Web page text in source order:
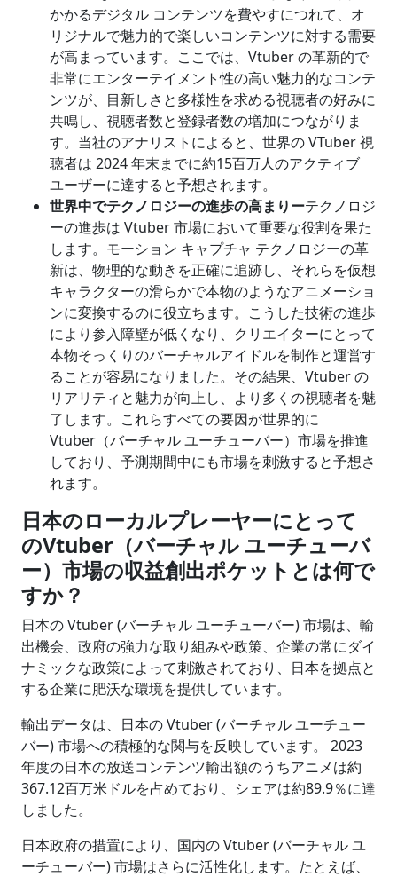
かかるデジタル コンテンツを費やすにつれて、オ
リジナルで魅力的で楽しいコンテンツに対する需要
が高まっています。ここでは、Vtuber の革新的で
非常にエンターテイメント性の高い魅力的なコンテ
ンツが、目新しさと多様性を求める視聴者の好みに
共鳴し、視聴者数と登録者数の増加につながりま
す。当社のアナリストによると、世界の VTuber 視
聴者は 2024 年末までに約15百万人のアクティブ
ユーザーに達すると予想されます。
世界中でテクノロジーの進歩の高まりーテクノロジ
ーの進歩は Vtuber 市場において重要な役割を果た
します。モーション キャプチャ テクノロジーの革
新は、物理的な動きを正確に追跡し、それらを仮想
キャラクターの滑らかで本物のようなアニメーショ
ンに変換するのに役立ちます。こうした技術の進歩
により参入障壁が低くなり、クリエイターにとって
本物そっくりのバーチャルアイドルを制作と運営す
ることが容易になりました。その結果、Vtuber の
リアリティと魅力が向上し、より多くの視聴者を魅
了します。これらすべての要因が世界的に
Vtuber（バーチャル ユーチューバー）市場を推進
しており、予測期間中にも市場を刺激すると予想さ
れます。
日本のローカルプレーヤーにとって
のVtuber （バーチャル ユーチューバ
ー）市場の収益創出ポケットとは何で
すか？
日本の Vtuber (バーチャル ユーチューバー) 市場は、輸
出機会、政府の強力な取り組みや政策、企業の常にダイ
ナミックな政策によって刺激されており、日本を拠点と
する企業に肥沃な環境を提供しています。
輸出データは、日本の Vtuber (バーチャル ユーチュー
バー) 市場への積極的な関与を反映しています。 2023
年度の日本の放送コンテンツ輸出額のうちアニメは約
367.12百万米ドルを占めており、シェアは約89.9％に達
しました。
日本政府の措置により、国内の Vtuber (バーチャル ユ
ーチューバー) 市場はさらに活性化します。たとえば、